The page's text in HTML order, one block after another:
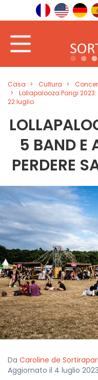
Casa Cultura
Lollapalooza Parigi
22 luglio
5 BAND E
PERDERE
Da Caroline de
Aggiornato il 4 luglio